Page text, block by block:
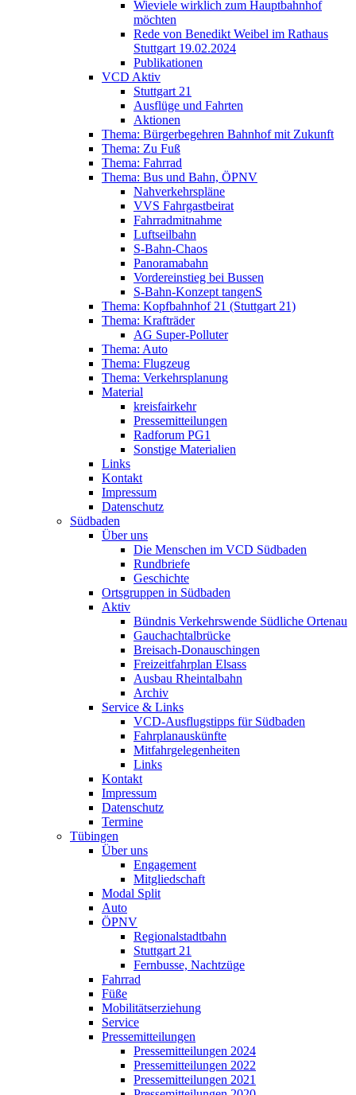
Wieviele wirklich zum Hauptbahnhof
möchten
Rede von Benedikt Weibel im Rathaus
Stuttgart 19.02.2024
Publikationen
VCD Aktiv
Stuttgart 21
Ausflüge und Fahrten
Aktionen
Thema: Bürgerbegehren Bahnhof mit Zukunft
Thema: Zu Fuß
Thema: Fahrrad
Thema: Bus und Bahn, ÖPNV
Nahverkehrspläne
VVS Fahrgastbeirat
Fahrradmitnahme
Luftseilbahn
S-Bahn-Chaos
Panoramabahn
Vordereinstieg bei Bussen
S-Bahn-Konzept tangenS
Thema: Kopfbahnhof 21 (Stuttgart 21)
Thema: Krafträder
AG Super-Polluter
Thema: Auto
Thema: Flugzeug
Thema: Verkehrsplanung
Material
kreisfairkehr
Pressemitteilungen
Radforum PG1
Sonstige Materialien
Links
Kontakt
Impressum
Datenschutz
Südbaden
Über uns
Die Menschen im VCD Südbaden
Rundbriefe
Geschichte
Ortsgruppen in Südbaden
Aktiv
Bündnis Verkehrswende Südliche Ortenau
Gauchachtalbrücke
Breisach-Donauschingen
Freizeitfahrplan Elsass
Ausbau Rheintalbahn
Archiv
Service & Links
VCD-Ausflugstipps für Südbaden
Fahrplanauskünfte
Mitfahrgelegenheiten
Links
Kontakt
Impressum
Datenschutz
Termine
Tübingen
Über uns
Engagement
Mitgliedschaft
Modal Split
Auto
ÖPNV
Regionalstadtbahn
Stuttgart 21
Fernbusse, Nachtzüge
Fahrrad
Füße
Mobilitätserziehung
Service
Pressemitteilungen
Pressemitteilungen 2024
Pressemitteilungen 2022
Pressemitteilungen 2021